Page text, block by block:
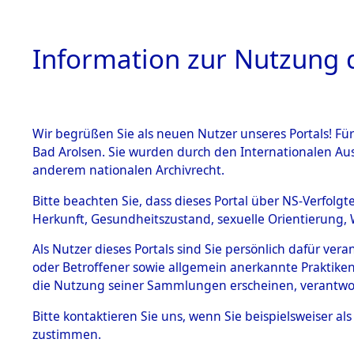
HOME
BESTÄNDE
Inhaftierungsdoku
mente
1.2.9 Beim ITS
verwahrte
1.2.9.1
Effekten aus
0013
Information zur Nutzung
Wir begrüßen Sie als neuen Nutzer unseres Portals!
Bad Arolsen. Sie wurden durch den Internationalen
anderem nationalen Archivrecht.
Bitte beachten Sie, dass dieses Portal über NS-
Herkunft, Gesundheitszustand, sexuelle
Als Nutzer dieses Portals sind Sie persönlich dafür
oder Betroffener sowie allgemein anerkannte
die Nutzung seiner Sammlungen erscheinen,
Bitte kontaktieren Sie uns, wenn Sie beispielsweiser
zustimmen.